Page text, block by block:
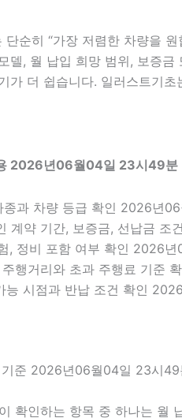
단순히 “가장 저렴한 차량을
델, 월 납입 희망 범위, 보증
가 더 쉽습니다. 일러스트기
2026년06월04일 23시49분
종과 차량 등급 확인 2026년
계약 기간, 보증금, 선납금
, 정비 포함 여부 확인 2026
행거리와 초과 주행료 기준
능 시점과 반납 조건 확인
준 2026년06월04일 23시49
확인하는 항목 중 하나는